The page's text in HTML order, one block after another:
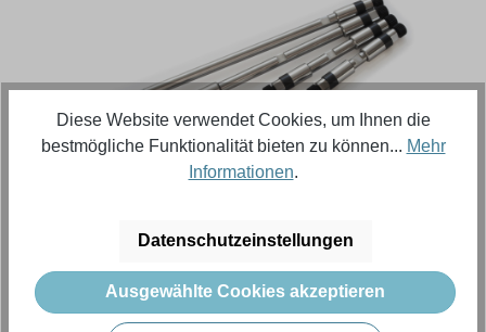
10.550,91 €
Inhalt: 1 Stück (Menge)
Preise exkl. MwSt. zzgl. Versandkosten
Diese Website verwendet Cookies, um Ihnen die
bestmögliche Funktionalität bieten zu können... Mehr
Informationen.
Datenschutzeinstellungen
Ausgewählte Cookies akzeptieren